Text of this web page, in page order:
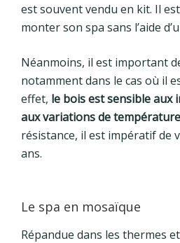
est souvent vendu en kit. Il
monter son spa sans l’aide
Néanmoins, il est important
notamment dans le cas où il
effet, le bois est sensible aux
aux variations de
résistance, il est impératif de
ans.
Le spa en mosaïque
Répandue dans les thermes